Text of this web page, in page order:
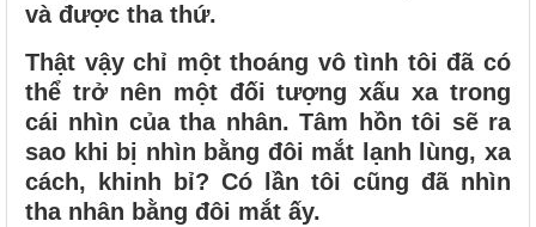
và được tha thứ.
Thật vậy chỉ một thoáng vô tình tôi đã có
thể trở nên một đối tượng xấu xa trong
cái nhìn của tha nhân. Tâm hồn tôi sẽ ra
sao khi bị nhìn bằng đôi mắt lạnh lùng, xa
cách, khinh bỉ? Có lần tôi cũng đã nhìn
tha nhân bằng đôi mắt ấy.